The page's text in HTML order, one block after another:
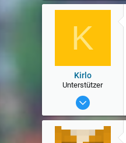
K
Kirlo
Unterstützer
3 Apr 2016